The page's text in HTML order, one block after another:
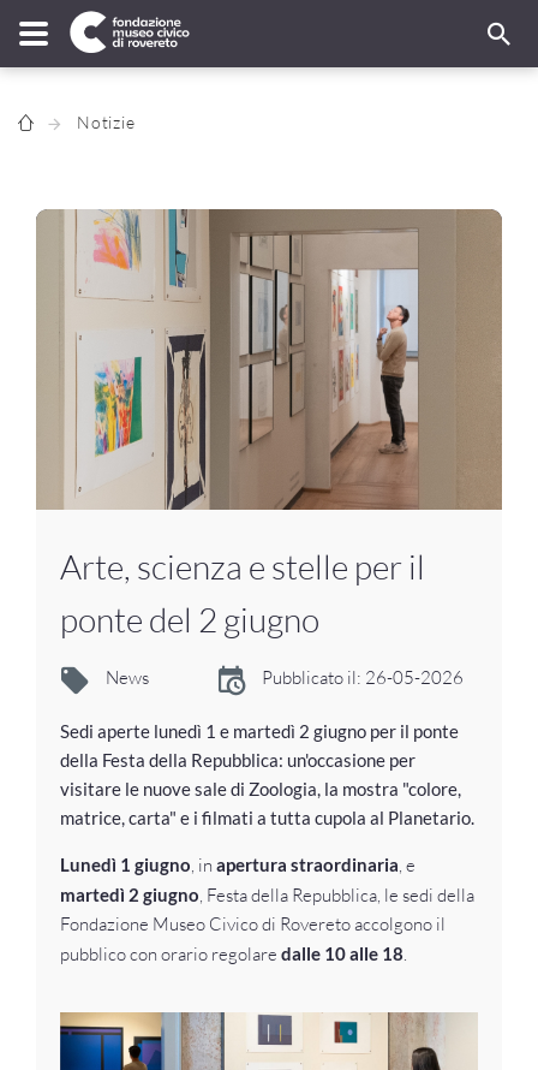
Notizie
Arte, scienza e stelle per il
ponte del 2 giugno
News Pubblicato il: 26-05-2026
Sedi aperte lunedì 1 e martedì 2 giugno per il ponte
della Festa della Repubblica: un'occasione per
visitare le nuove sale di Zoologia, la mostra "colore,
matrice, carta" e i filmati a tutta cupola al Planetario.
Lunedì 1 giugno, in apertura straordinaria, e
martedì 2 giugno, Festa della Repubblica, le sedi della
Fondazione Museo Civico di Rovereto accolgono il
pubblico con orario regolare dalle 10 alle 18.